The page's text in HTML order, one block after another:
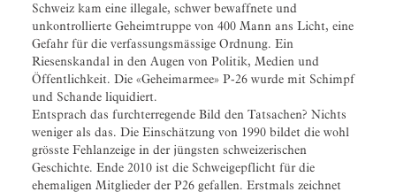
Schweiz kam eine illegale, schwer bewaffnete und
unkontrollierte Geheimtruppe von 400 Mann ans Licht, eine
Gefahr für die verfassungsmässige Ordnung. Ein
Riesenskandal in den Augen von Politik, Medien und
Öffentlichkeit. Die «Geheimarmee» P-26 wurde mit Schimpf
und Schande liquidiert.
Entsprach das furchterregende Bild den Tatsachen? Nichts
weniger als das. Die Einschätzung von 1990 bildet die wohl
grösste Fehlanzeige in der jüngsten schweizerischen
Geschichte. Ende 2010 ist die Schweigepflicht für die
ehemaligen Mitglieder der P26 gefallen. Erstmals zeichnet